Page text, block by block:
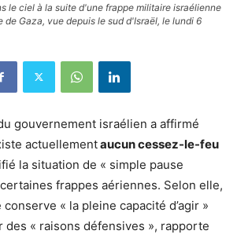
le ciel à la suite d'une frappe militaire israélienne
de Gaza, vue depuis le sud d'Israël, le lundi 6
gouvernement israélien a affirmé
actuellementaucun cessez-le-feu
la situation de « simple pause
frappes aériennes. Selon elle,
conserve « la pleine capacité d’agir »
des « raisons défensives », rapporte